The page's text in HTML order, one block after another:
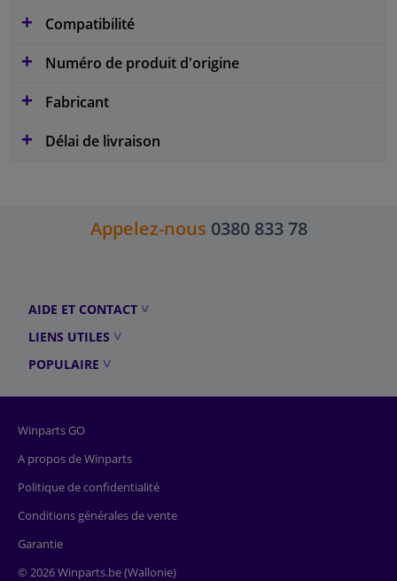
Compatibilité
Numéro de produit d'origine
Fabricant
Délai de livraison
Appelez-nous 0380 833 78
AIDE ET CONTACT
LIENS UTILES
POPULAIRE
Winparts GO
A propos de Winparts
Politique de confidentialité
Conditions générales de vente
Garantie
© 2026 Winparts.be (Wallonie)